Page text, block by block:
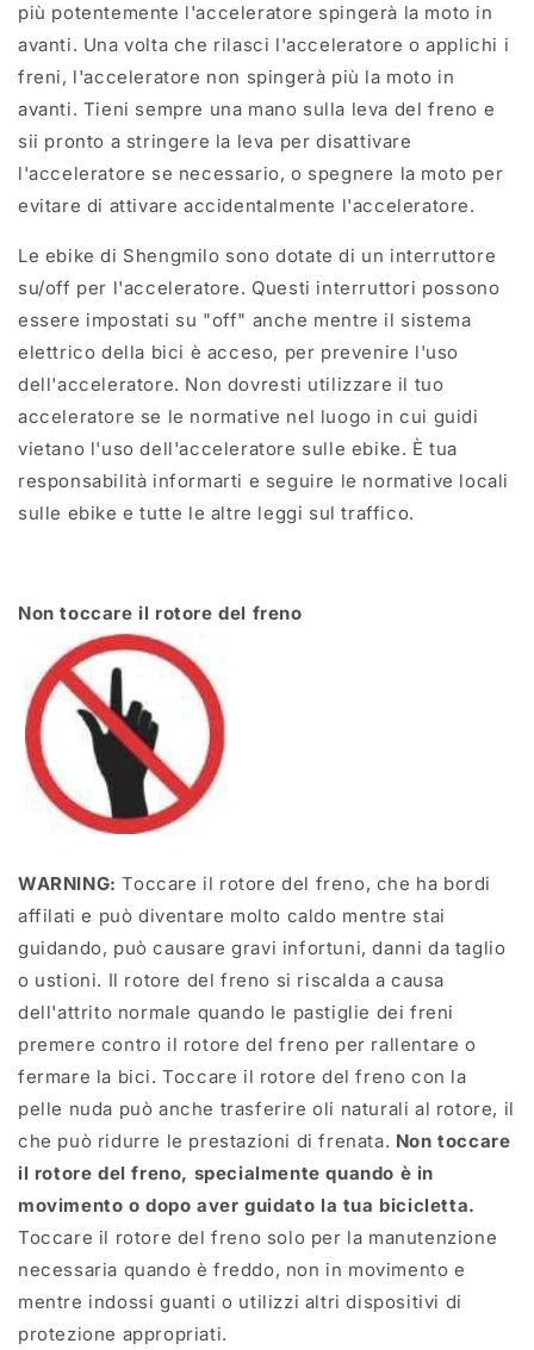
più potentemente l'acceleratore spingerà la moto in
avanti. Una volta che rilasci l'acceleratore o applichi i
freni, l'acceleratore non spingerà più la moto in
avanti. Tieni sempre una mano sulla leva del freno e
sii pronto a stringere la leva per disattivare
l'acceleratore se necessario, o spegnere la moto per
evitare di attivare accidentalmente l'acceleratore.
Le ebike di Shengmilo sono dotate di un interruttore
su/off per l'acceleratore. Questi interruttori possono
essere impostati su "off" anche mentre il sistema
elettrico della bici è acceso, per prevenire l'uso
dell'acceleratore. Non dovresti utilizzare il tuo
acceleratore se le normative nel luogo in cui guidi
vietano l'uso dell'acceleratore sulle ebike. È tua
responsabilità informarti e seguire le normative locali
sulle ebike e tutte le altre leggi sul traffico.
Non toccare il rotore del freno
WARNING: Toccare il rotore del freno, che ha bordi
affilati e può diventare molto caldo mentre stai
guidando, può causare gravi infortuni, danni da taglio
o ustioni. Il rotore del freno si riscalda a causa
dell'attrito normale quando le pastiglie dei freni
premere contro il rotore del freno per rallentare o
fermare la bici. Toccare il rotore del freno con la
pelle nuda può anche trasferire oli naturali al rotore, il
che può ridurre le prestazioni di frenata. Non toccare
il rotore del freno, specialmente quando è in
movimento o dopo aver guidato la tua bicicletta.
Toccare il rotore del freno solo per la manutenzione
necessaria quando è freddo, non in movimento e
mentre indossi guanti o utilizzi altri dispositivi di
protezione appropriati.